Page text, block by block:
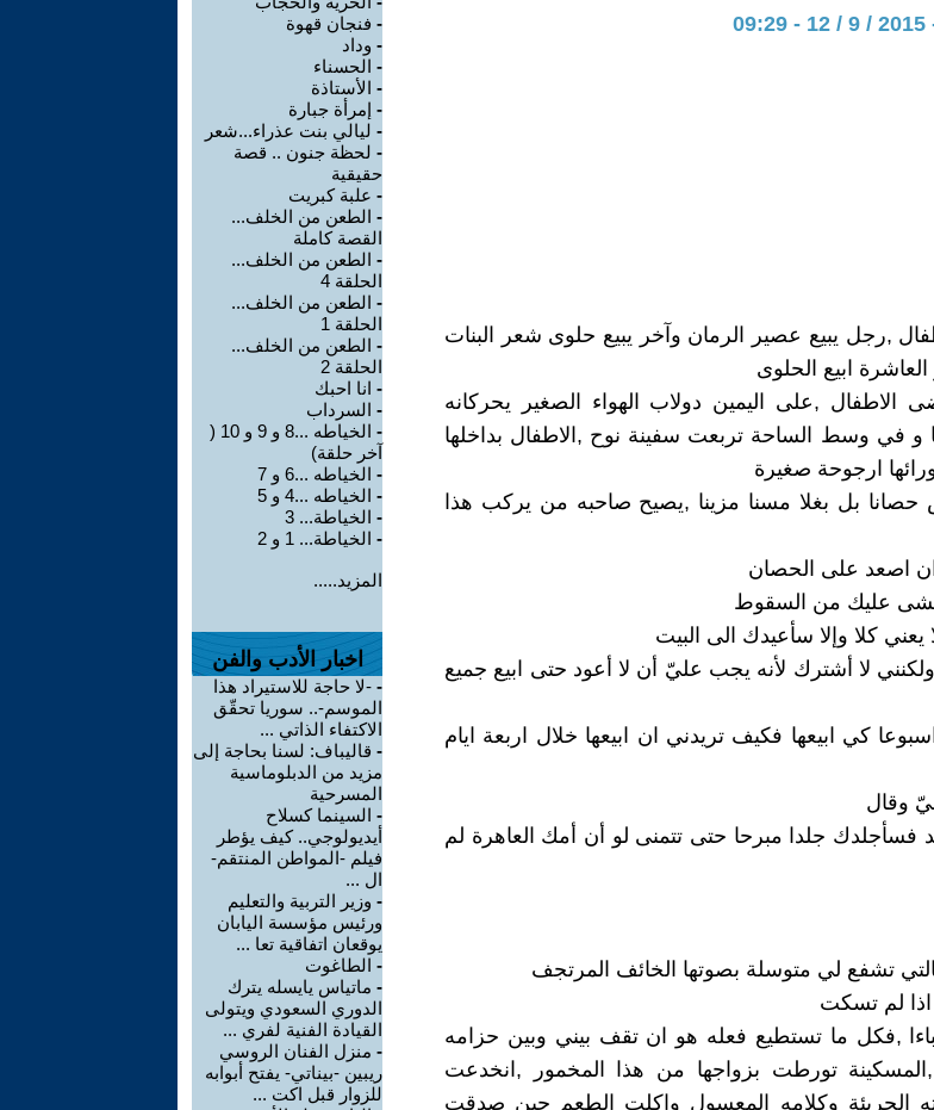
,رجل يبيع عصير الرمان وآخر يبيع حلوى شعر البنات
ابيع الحلوى
الاطفال ,على اليمين دولاب الهواء الصغير يحركانه
و في وسط الساحة تربعت سفينة نوح ,الاطفال بداخلها
ارجوحة صغيرة
حصانا بل بغلا مسنا مزينا ,يصيح صاحبه من يركب هذا
اصعد على الحصان
اخشى عليك من السقوط
يعني كلا وإلا سأعيدك الى البيت
لا أشترك لأنه يجب عليّ أن لا أعود حتى ابيع جميع
كي ابيعها فكيف تريدني ان ابيعها خلال اربعة ايام
وقال
فسأجلدك جلدا مبرحا حتى تتمنى لو أن أمك العاهرة لم
تشفع لي متوسلة بصوتها الخائف المرتجف
اذا لم تسكت
,فكل ما تستطيع فعله هو ان تقف بيني وبين حزامه
تورطت بزواجها من هذا المخمور ,انخدعت
الجريئة وكلامه المعسول واكلت الطعم حين صدقت
- فنجان قهوة
- وداد
- الحسناء
- الأستاذة
- إمرأة جبارة
- ليالي بنت عذراء...شعر
- لحظة جنون .. قصة
حقيقية
- علبة كبريت
- الطعن من الخلف...
القصة كاملة
- الطعن من الخلف...
الحلقة 4
- الطعن من الخلف...
الحلقة 1
- الطعن من الخلف...
الحلقة 2
- انا احبك
- السرداب
-
الخياطه ...8 و 9 و 10 (
آخر حلقة)
- الخياطه ...6 و 7
- الخياطه ...4 و 5
- الخياطة... 3
- الخياطة... 1 و 2
المزيد.....
اخبار الأدب والفن
- -لا حاجة للاستيراد هذا
الموسم-.. سوريا تحقّق
الاكتفاء الذاتي ...
- قاليباف: لسنا بحاجة إلى
مزيد من الدبلوماسية
المسرحية
- السينما كسلاح
أيديولوجي.. كيف يؤطر
فيلم -المواطن المنتقم-
ال ...
- وزير التربية والتعليم
ورئيس مؤسسة اليابان
يوقعان اتفاقية تعا ...
- الطاغوت
- ماتياس يايسله يترك
الدوري السعودي ويتولى
القيادة الفنية لفري ...
- منزل الفنان الروسي
ريبين -بيناتي- يفتح أبوابه
للزوار قبل اكت ...